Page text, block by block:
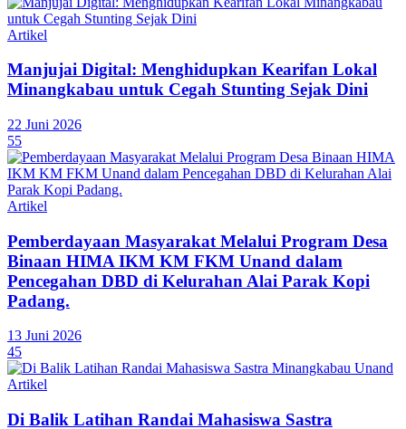
Artikel
Manjujai Digital: Menghidupkan Kearifan Lokal
Minangkabau untuk Cegah Stunting Sejak Dini
22 Juni 2026
55
Artikel
Pemberdayaan Masyarakat Melalui Program Desa
Binaan HIMA IKM KM FKM Unand dalam
Pencegahan DBD di Kelurahan Alai Parak Kopi
Padang.
13 Juni 2026
45
Artikel
Di Balik Latihan Randai Mahasiswa Sastra